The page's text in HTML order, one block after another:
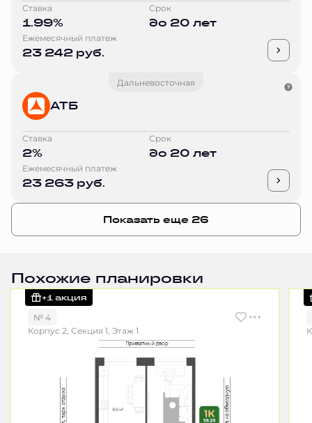
Ставка
1.99%
Срок
до 20 лет
Ежемесячный платеж
23 242 руб.
Дальневосточная
АТБ
Ставка
2%
Срок
до 20 лет
Ежемесячный платеж
23 263 руб.
Показать еще 26
Похожие планировки
+1 акция
№ 4
Корпус 2, Секция 1, Этаж 1